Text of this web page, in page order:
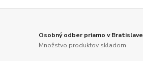
Osobný odber priamo v Bratislave
Množstvo produktov skladom